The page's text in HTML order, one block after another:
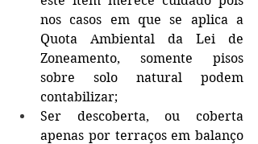
nos casos em que se aplica a
Quota Ambiental da Lei de
Zoneamento, somente pisos
sobre solo natural podem
contabilizar;
Ser descoberta, ou coberta
apenas por terraços em balanço